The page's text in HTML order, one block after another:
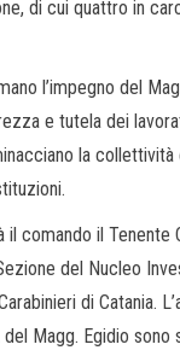
di cui quattro in
l’impegno del
e tutela dei
la
comando il Tenente
del Nucleo
di Catania.
del Magg. Egidio